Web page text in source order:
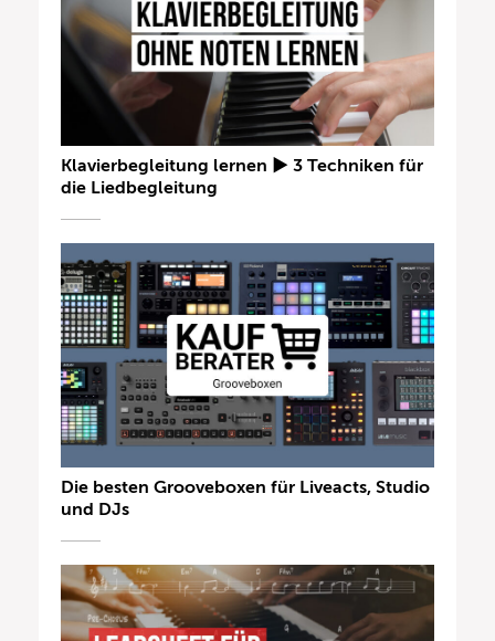
Klavierbegleitung lernen ► 3 Techniken für
die Liedbegleitung
Die besten Grooveboxen für Liveacts, Studio
und DJs